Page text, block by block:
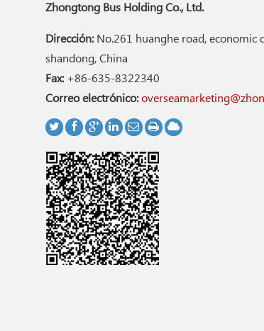
Zhongtong Bus Holding Co., Ltd.
Dirección:No.261 huanghe road, economic
shandong, China
Fax:+86-635-8322340
Correo electrónico: